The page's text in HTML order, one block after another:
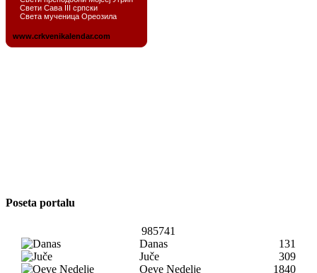
Poseta portalu
985741
Danas
131
Juče
309
Oeve Nedelje
1840